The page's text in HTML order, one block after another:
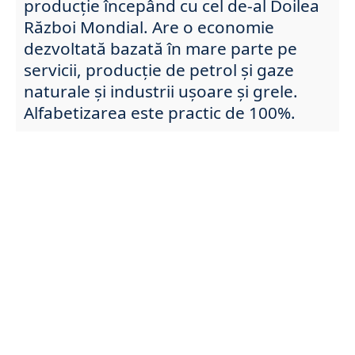
producție începând cu cel de-al Doilea
Război Mondial. Are o economie
dezvoltată bazată în mare parte pe
servicii, producție de petrol și gaze
naturale și industrii ușoare și grele.
Alfabetizarea este practic de 100%.